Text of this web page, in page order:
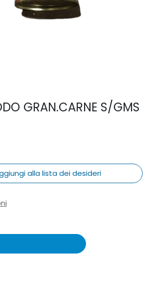
GRAN.CARNE S/GMS
alla lista dei desideri